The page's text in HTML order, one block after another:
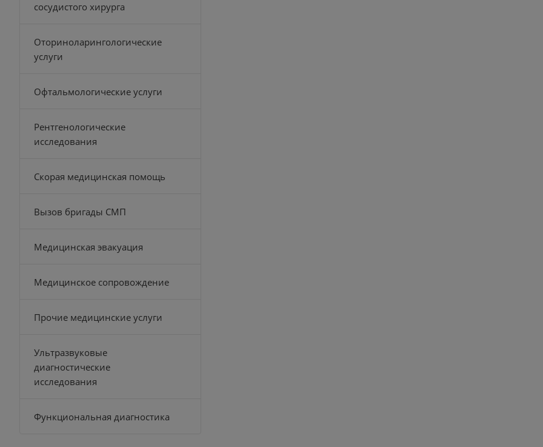
сосудистого хирурга
Оториноларингологические
услуги
Офтальмологические услуги
Рентгенологические
исследования
Скорая медицинская помощь
Вызов бригады СМП
Медицинская эвакуация
Медицинское сопровождение
Прочие медицинские услуги
Ультразвуковые
диагностические
исследования
Функциональная диагностика